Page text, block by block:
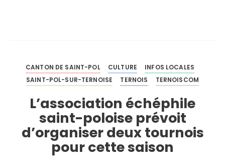
CANTON DE SAINT-POL CULTURE
INFOS LOCALES
SAINT-POL-SUR-TERNOISE
TERNOIS TERNOISCOM
L’association échéphile
saint-poloise prévoit
d’organiser deux tournois
pour cette saison